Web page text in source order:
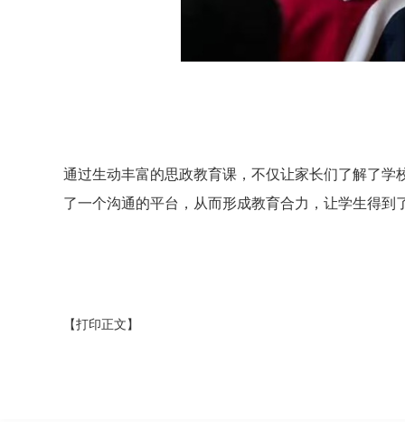
通过生动丰富的思政教育课，不仅让家长们了解了
了一个沟通的平台，从而形成教育合力，让学生得
【打印正文】